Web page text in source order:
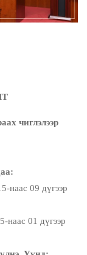
чиглэлээр
наас 09 дүгээр
наас 01 дүгээр